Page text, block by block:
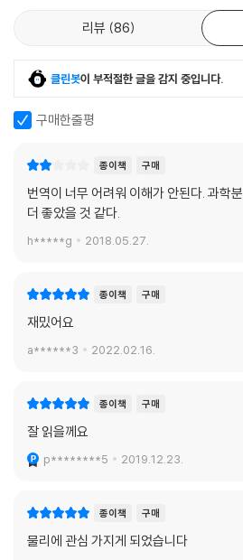
그 안의 우리, 인간이라는 존재는 무엇인가?
문제의식을 던진다. 그런 면에서 일곱 번째
다. 저자 자신이 던진 질문들이 이를 말해준다.
느끼고 판단하고, 울고 웃는 인간 존재인 우
세상이라는 이 거대한 벽화 속에서 어떤 위
리 역시 그저 양자와 입자로만 만들어졌을
치, 우리의 꿈, 우리의 감정, 우리의 지식은
우주론을 탐구해온 저명한 과학자의 인간에
천 년간 이어져 왔지만, 요즘처럼 과학적으
르는 사람들을 위한 간결하면서도 의미 있는
될 것이다.
리뷰 86
클린봇이 부적절한 글을 감지 중입니다.
구매한줄평
종이책 구매
번역이 너무 어려워 이해가 안된다. 과학
더 좋았을 것 같다.
h*****g 2018.05.27.
종이책 구매
재밌어요
a******3 2022.02.16.
종이책 구매
잘 읽을께요
p********5 2019.12.23.
종이책 구매
물리에 관심 가지게 되었습니다